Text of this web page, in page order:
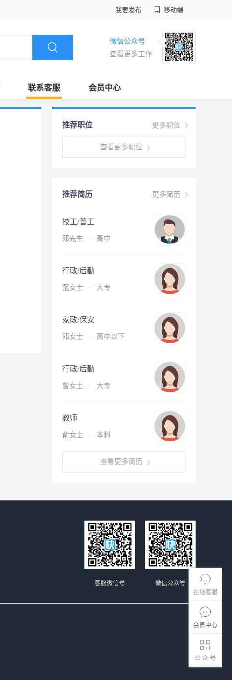
我要发布 移动端
微信公众号
查看更多工作
联系客服 会员中心
在线客服
会员中心
公 众 号
更多职位
推荐职位
查看更多职位
更多简历
推荐简历
技工/普工
邓先生 · 高中
行政/后勤
范女士 · 大专
家政/保安
邓女士 · 高中以下
行政/后勤
曾女士 · 大专
教师
俞女士 · 本科
查看更多简历
微信公众号
客服微信号